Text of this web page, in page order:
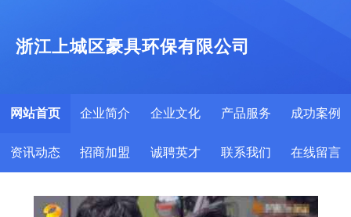
浙江上城区豪具环保有限公司
网站首页 企业简介 企业文化 产品服务 成功案例
资讯动态 招商加盟 诚聘英才 联系我们 在线留言